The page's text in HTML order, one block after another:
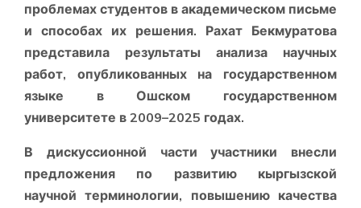
проблемах студентов в академическом письме
и способах их решения. Рахат Бекмуратова
представила результаты анализа научных
работ, опубликованных на государственном
языке в Ошском государственном
университете в 2009–2025 годах.
В дискуссионной части участники внесли
предложения по развитию кыргызской
научной терминологии, повышению качества